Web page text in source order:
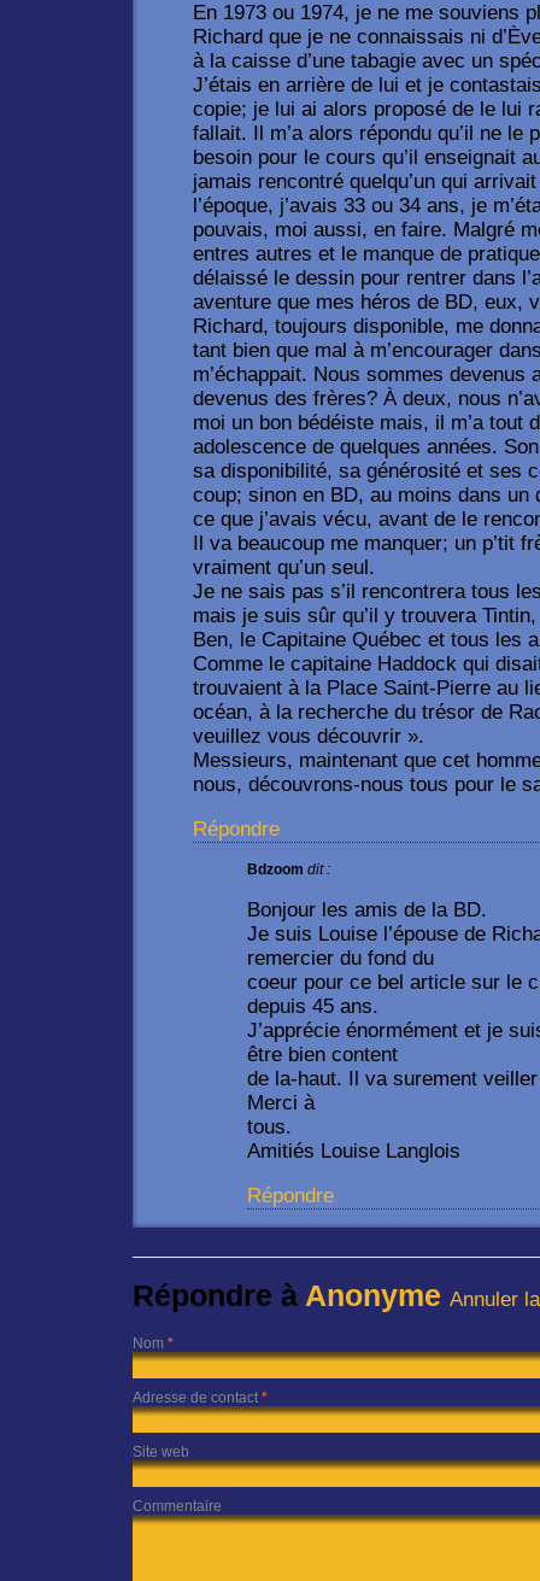
En 1973 ou 1974, je ne me souviens
Richard que je ne connaissais ni
à la caisse d’une tabagie avec un
J’étais en arrière de lui et je
copie; je lui ai alors proposé de le lui
fallait. Il m’a alors répondu qu’il ne le
besoin pour le cours qu’il enseignait
jamais rencontré quelqu’un qui
l’époque, j’avais 33 ou 34 ans, je
pouvais, moi aussi, en faire. Malgré
entres autres et le manque de
délaissé le dessin pour rentrer dans
aventure que mes héros de BD, eux,
Richard, toujours disponible, me
tant bien que mal à m’encourager
m’échappait. Nous sommes
devenus des frères? À deux, nous
moi un bon bédéiste mais, il m’a tout
adolescence de quelques années.
sa disponibilité, sa générosité et ses
coup; sinon en BD, au moins dans un
ce que j’avais vécu, avant de le
Il va beaucoup me manquer; un p’tit
vraiment qu’un seul.
Je ne sais pas s’il rencontrera tous
mais je suis sûr qu’il y trouvera
Ben, le Capitaine Québec et tous les
Comme le capitaine Haddock qui
trouvaient à la Place Saint-Pierre au
océan, à la recherche du trésor de
veuillez vous découvrir ».
Messieurs, maintenant que cet
nous, découvrons-nous tous pour le
Répondre
Bdzoom dit :
Bonjour les amis de la BD.
Je suis Louise l’épouse de
remercier du fond du
coeur pour ce bel article sur le
depuis 45 ans.
J’apprécie énormément et je
être bien content
de la-haut. Il va surement
Merci à
tous.
Amitiés Louise Langlois
Répondre
Répondre à Anonyme Annuler
Nom *
Adresse de contact *
Site web
Commentaire